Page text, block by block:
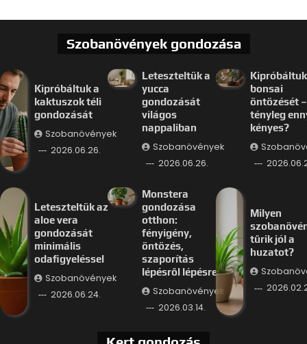
Szobanövények gondozása
Kipróbáltuk a
kaktuszok téli
gondozását
Szobanövények
2026.06.26.
Leteszteltük a
yucca
gondozását
világos
nappaliban
Szobanövények
2026.06.26.
bonsai
öntözését –
tényleg
kényes?
Leteszteltük az
aloe vera
gondozását
minimális
odafigyeléssel
Szobanövények
2026.06.24.
Monstera
gondozása
otthon:
fényigény,
öntözés,
szaporítás
lépésről lépésre
Szobanövények
2026.03.14.
Milyen
tűrik jól a
huzatot?